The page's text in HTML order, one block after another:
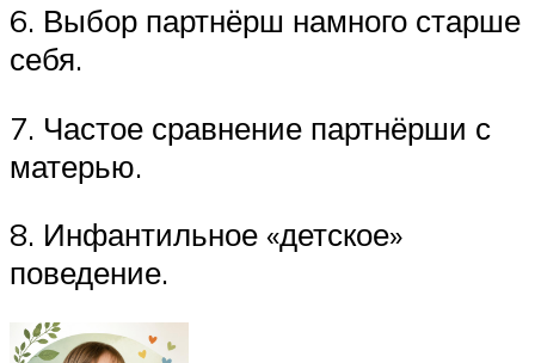
6. Выбор партнёрш намного старше
себя.
7. Частое сравнение партнёрши с
матерью.
8. Инфантильное «детское»
поведение.